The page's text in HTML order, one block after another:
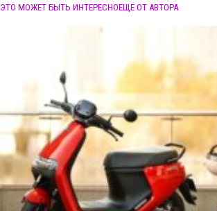
ЭТО МОЖЕТ БЫТЬ ИНТЕРЕСНОЕЩЕ ОТ АВТОРА